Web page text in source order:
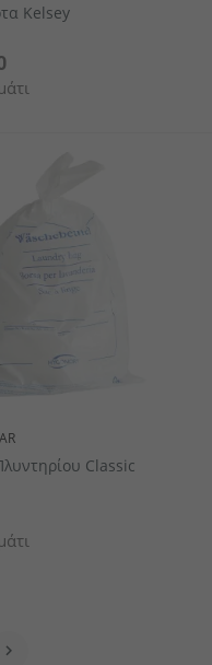
Kelsey
Classic
